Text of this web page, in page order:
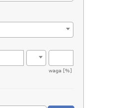
waga [%]